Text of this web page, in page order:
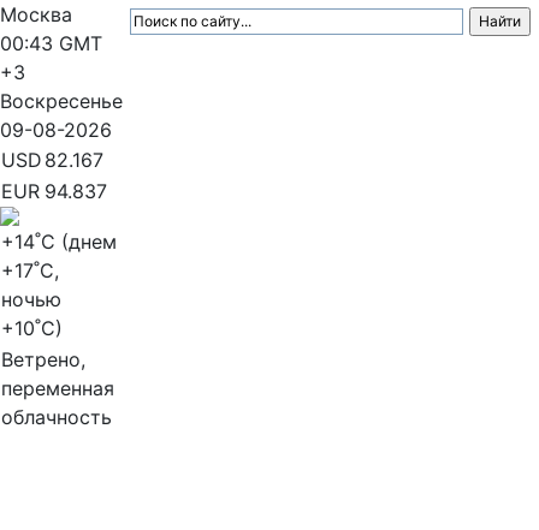
Москва
00:43 GMT
+3
Воскресенье
09-08-2026
USD 82.167
EUR 94.837
+14˚C (днем
+17˚C,
ночью
+10˚C)
Ветрено,
переменная
облачность